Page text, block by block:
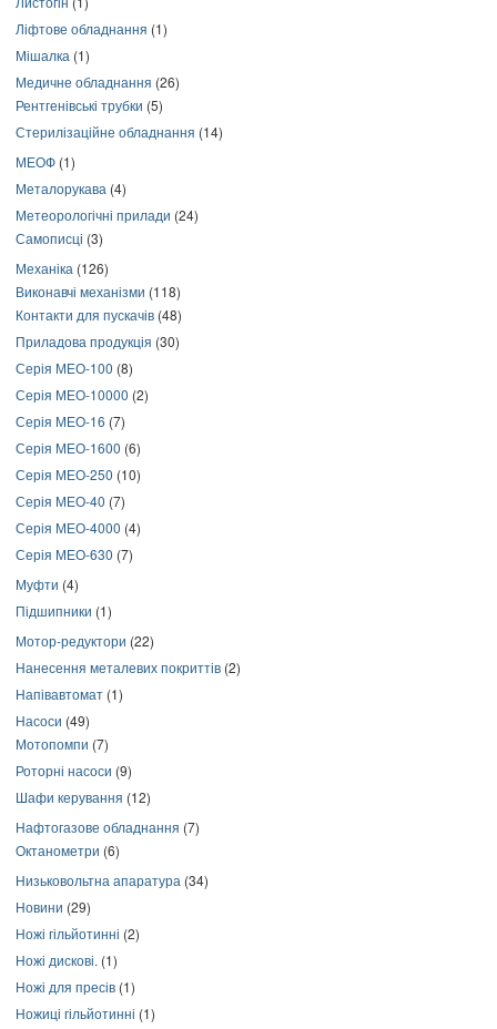
Ліфтове обладнання (1)
Мішалка (1)
Медичне обладнання (26)
Рентгенівські трубки (5)
Стерилізаційне обладнання (14)
МЕОФ (1)
Металорукава (4)
Метеорологічні прилади (24)
Самописці (3)
Механіка (126)
Виконавчі механізми (118)
Контакти для пускачів (48)
Приладова продукція (30)
Серія МЕО-100 (8)
Серія МЕО-10000 (2)
Серія МЕО-16 (7)
Серія МЕО-1600 (6)
Серія МЕО-250 (10)
Серія МЕО-40 (7)
Серія МЕО-4000 (4)
Серія МЕО-630 (7)
Муфти (4)
Підшипники (1)
Мотор-редуктори (22)
Нанесення металевих покриттів (2)
Напівавтомат (1)
Насоси (49)
Мотопомпи (7)
Роторні насоси (9)
Шафи керування (12)
Нафтогазове обладнання (7)
Октанометри (6)
Низьковольтна апаратура (34)
Новини (29)
Ножі гільйотинні (2)
Ножі дискові. (1)
Ножі для пресів (1)
Ножиці гільйотинні (1)